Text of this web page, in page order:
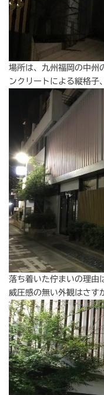
場所は、九州福岡の中州
ンクリートによる縦格子
落ち着いた佇まいの理由
威圧感の無い外観はさす